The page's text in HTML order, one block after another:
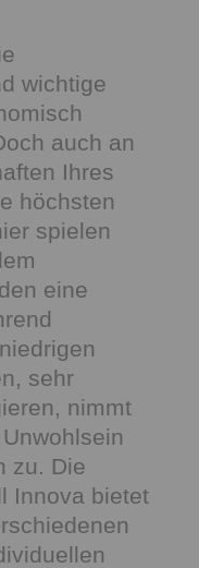
wichtige
auch an
Ihres
höchsten
spielen
eine
sehr
nimmt
zu. Die
Innova bietet